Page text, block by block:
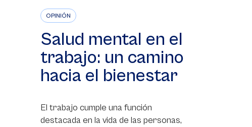
OPINIÓN
Salud mental en el
trabajo: un camino
hacia el bienestar
El trabajo cumple una función
destacada en la vida de las personas,